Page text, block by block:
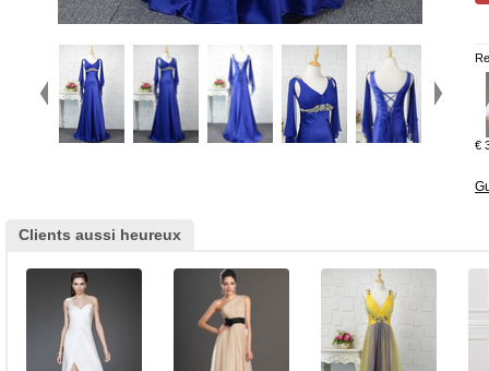
€
Clients aussi heureux